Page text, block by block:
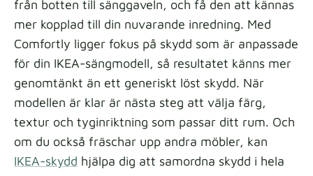
från botten till sänggaveln, och få den att kännas
mer kopplad till din nuvarande inredning. Med
Comfortly ligger fokus på skydd som är anpassade
för din IKEA-sängmodell, så resultatet känns mer
genomtänkt än ett generiskt löst skydd. När
modellen är klar är nästa steg att välja färg,
textur och tyginriktning som passar ditt rum. Och
om du också fräschar upp andra möbler, kan
IKEA-skydd hjälpa dig att samordna skydd i hela